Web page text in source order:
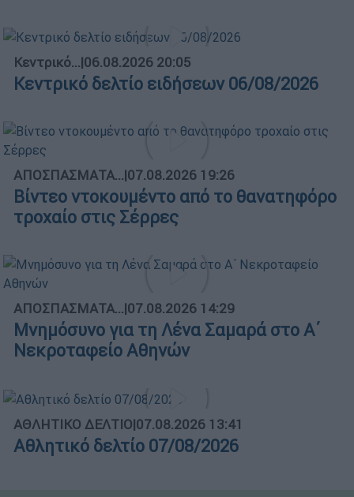
Κεντρικό...|06.08.2026 20:05
Κεντρικό δελτίο ειδήσεων 06/08/2026
ΑΠΟΣΠΑΣΜΑΤΑ...|07.08.2026 19:26
Βίντεο ντοκουμέντο από το θανατηφόρο
τροχαίο στις Σέρρες
ΑΠΟΣΠΑΣΜΑΤΑ...|07.08.2026 14:29
Μνημόσυνο για τη Λένα Σαμαρά στο Α΄
Νεκροταφείο Αθηνών
ΑΘΛΗΤΙΚΟ ΔΕΛΤΙΟ|07.08.2026 13:41
Αθλητικό δελτίο 07/08/2026